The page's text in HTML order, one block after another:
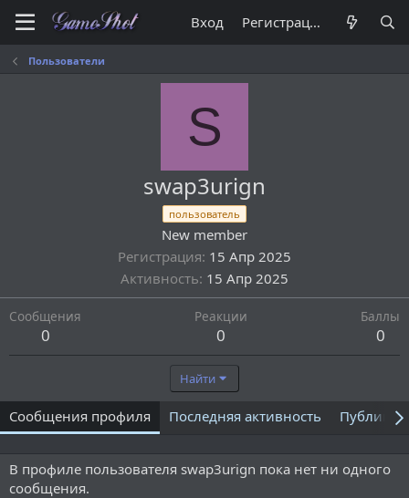
Вход Регистрация
Пользователи
S
swap3urign
пользователь
New member
Регистрация 15 Апр 2025
Активность 15 Апр 2025
Сообщения
0
Реакции
0
Баллы
0
Найти
Сообщения профиля Последняя активность
В профиле пользователя swap3urign пока нет ни одного
сообщения.